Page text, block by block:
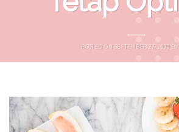
POSTED ON SEPTEMBER 27, 2025 BY